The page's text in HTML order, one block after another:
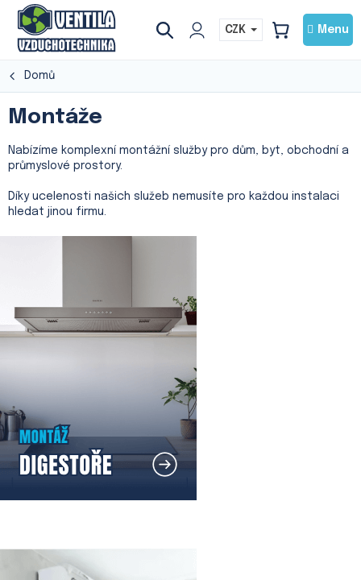
Přejít
obsah
CZK
NÁKUPNÍ
Domů
Montáže
Nabízíme komplexní montážní služby pro dům, byt, obchodní a
průmyslové prostory.
Díky ucelenosti našich služeb nemusíte pro každou instalaci
hledat jinou firmu.